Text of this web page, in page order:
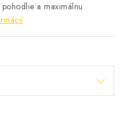
a maximálnu